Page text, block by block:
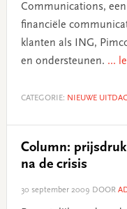
Communications,
financiële
klanten als ING,
en ondersteunen. ...
CATEGORIE: NIEUWE
Column:
na de crisis
30 september 2009 DOOR